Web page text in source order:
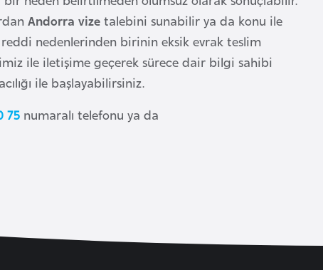
Andorra vize talebini sunabilir ya da konu ile
nedenlerinden birinin eksik evrak teslim
ile iletişime geçerek sürece dair bilgi sahibi
ile başlayabilirsiniz.
75 numaralı telefonu ya da